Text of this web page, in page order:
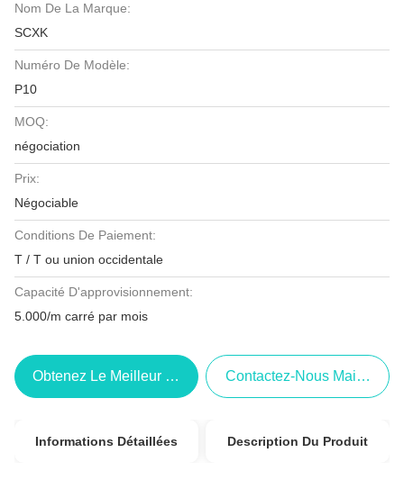
Nom De La Marque:
SCXK
Numéro De Modèle:
P10
MOQ:
négociation
Prix:
Négociable
Conditions De Paiement:
T / T ou union occidentale
Capacité D'approvisionnement:
5.000/m carré par mois
Obtenez Le Meilleur Prix Contactez-Nous Maintenant
Informations Détaillées Description Du Produit